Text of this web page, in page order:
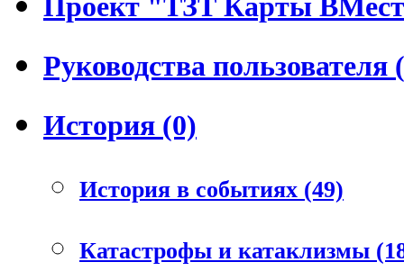
Руководства пользователя
История (0)
История в событиях (49)
Катастрофы и катаклизмы